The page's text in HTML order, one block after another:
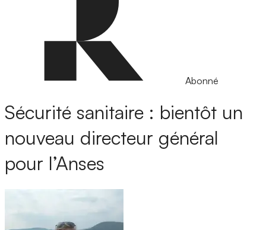
Abonné
Sécurité sanitaire : bientôt un
nouveau directeur général
pour l’Anses